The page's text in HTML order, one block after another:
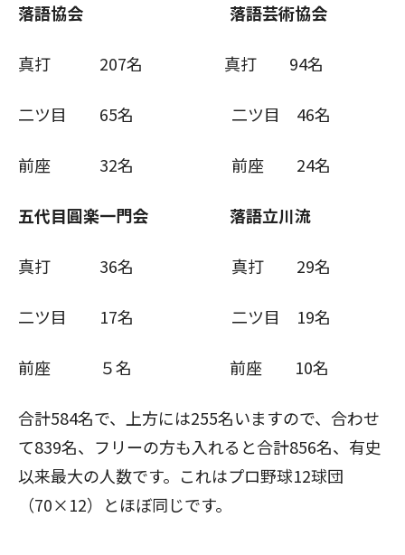
落語協会 落語芸術協会
真打 207名 真打 94名
二ツ目 65名 二ツ目 46名
前座 32名 前座 24名
五代目圓楽一門会 落語立川流
真打 36名 真打 29名
二ツ目 17名 二ツ目 19名
前座 ５名 前座 10名
合計584名で、上方には255名いますので、合わせ
て839名、フリーの方も入れると合計856名、有史
以来最大の人数です。これはプロ野球12球団
（70×12）とほぼ同じです。